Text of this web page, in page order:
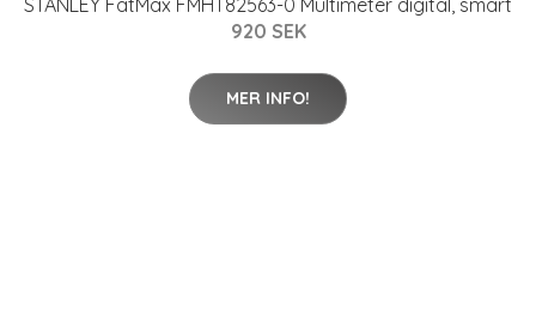
STANLEY FatMax FMHT82563-0 Multimeter digital, smart
920 SEK
MER INFO!